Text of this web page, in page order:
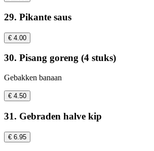
29. Pikante saus
€ 4.00
30. Pisang goreng (4 stuks)
Gebakken banaan
€ 4.50
31. Gebraden halve kip
€ 6.95